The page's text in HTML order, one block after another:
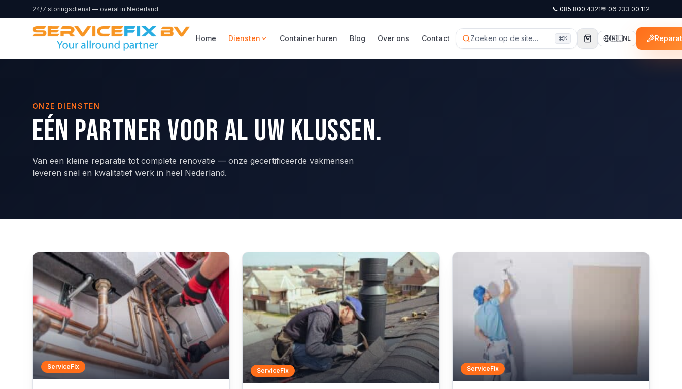
Direct naar inhoud
24/7 storingsdienst — overal in Nederland 📞 085 800 4321💬 06 233 00 112
Home Diensten Container huren Blog Over ons Contact Zoeken op de site… K 🇳🇱NL
ONZE DIENSTEN
Eén partner voor al uw klussen.
Van een kleine reparatie tot complete renovatie — onze gecertificeerde vakmensen
leveren snel en kwalitatief werk in heel Nederland.
ServiceFix
ServiceFix ServiceFix